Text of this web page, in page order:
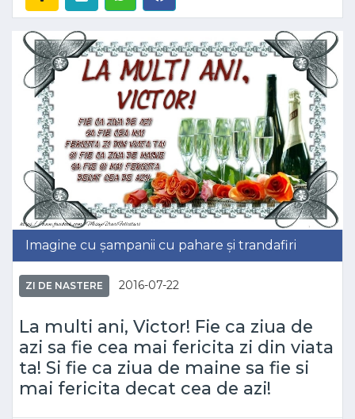
Imagine cu șampanii cu pahare și trandafiri
ZI DE NASTERE 2016-07-22
La multi ani, Victor! Fie ca ziua de
azi sa fie cea mai fericita zi din viata
ta! Si fie ca ziua de maine sa fie si
mai fericita decat cea de azi!